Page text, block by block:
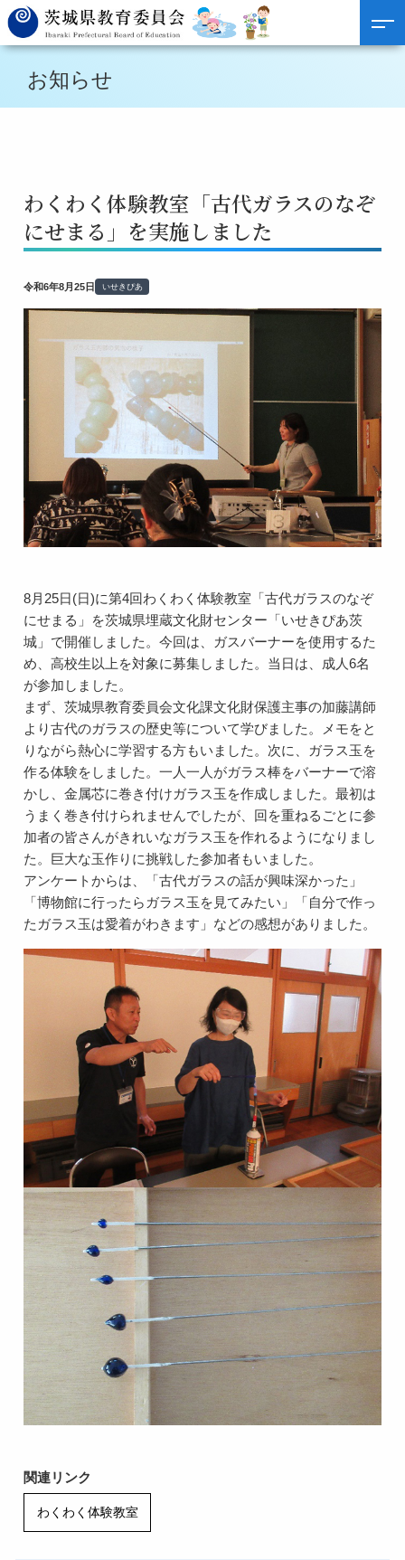
お知らせ
わくわく体験教室「古代ガラスのなぞ
にせまる」を実施しました
令和6年8月25日 いせきぴあ
8月25日(日)に第4回わくわく体験教室「古代ガラスのなぞ
にせまる」を茨城県埋蔵文化財センター「いせきぴあ茨
城」で開催しました。今回は、ガスバーナーを使用するた
め、高校生以上を対象に募集しました。当日は、成人6名
が参加しました。
まず、茨城県教育委員会文化課文化財保護主事の加藤講師
より古代のガラスの歴史等について学びました。メモをと
りながら熱心に学習する方もいました。次に、ガラス玉を
作る体験をしました。一人一人がガラス棒をバーナーで溶
かし、金属芯に巻き付けガラス玉を作成しました。最初は
うまく巻き付けられませんでしたが、回を重ねるごとに参
加者の皆さんがきれいなガラス玉を作れるようになりまし
た。巨大な玉作りに挑戦した参加者もいました。
アンケートからは、「古代ガラスの話が興味深かった」
「博物館に行ったらガラス玉を見てみたい」「自分で作っ
たガラス玉は愛着がわきます」などの感想がありました。
関連リンク
わくわく体験教室